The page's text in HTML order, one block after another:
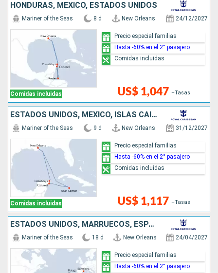
HONDURAS, MÉXICO, ESTADOS UNIDOS
Comidas incluidas
Mariner of the Seas 8 d New Orleans 24/12/2027
US$ 1,047 +Tasas
Precio especial familias
Hasta -60% en el 2° pasajero
Comidas incluidas
ESTADOS UNIDOS, MÉXICO, ISLAS CAIMÁN
Comidas incluidas
Mariner of the Seas 9 d New Orleans 31/12/2027
US$ 1,117 +Tasas
Precio especial familias
Hasta -60% en el 2° pasajero
Comidas incluidas
ESTADOS UNIDOS, MARRUECOS, ESPAÑA
Mariner of the Seas 18 d New Orleans 24/04/2027
Precio especial familias
Hasta -60% en el 2° pasajero